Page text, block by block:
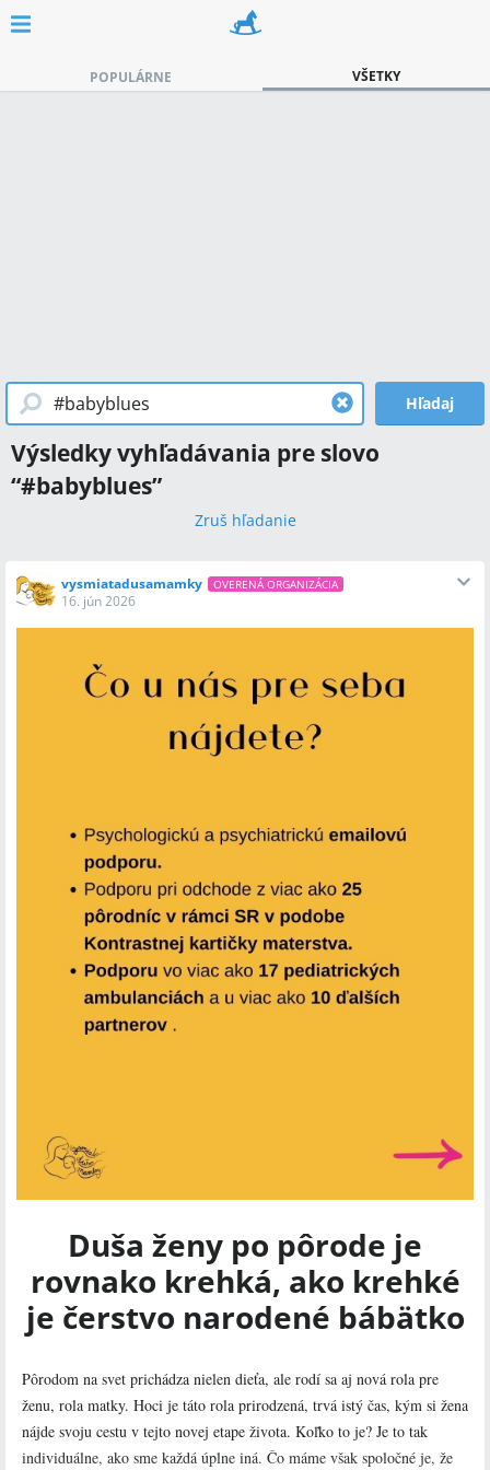
POPULÁRNE VŠETKY
Hľadaj
Výsledky vyhľadávania pre slovo
“#babyblues”
Zruš hľadanie
vysmiatadusamamky OVERENÁ ORGANIZÁCIA
16. jún 2026
Duša ženy po pôrode je
rovnako krehká, ako krehké
je čerstvo narodené bábätko
Pôrodom na svet prichádza nielen dieťa, ale rodí sa aj nová rola pre
ženu, rola matky. Hoci je táto rola prirodzená, trvá istý čas, kým si žena
nájde svoju cestu v tejto novej etape života. Koľko to je? Je to tak
individuálne, ako sme každá úplne iná. Čo máme však spoločné je, že